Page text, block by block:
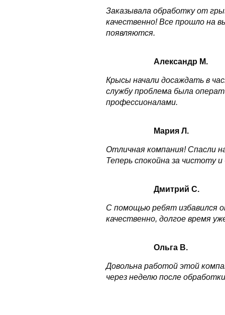
Заказывала обработку от
качественно! Все прошло на
появляются.
Александр М.
Крысы начали досаждать в
службу проблема была
профессионалами.
Мария Л.
Отличная компания! Спасли
Теперь спокойна за чистоту и
Дмитрий С.
С помощью ребят избавился
качественно, долгое время
Ольга В.
Довольна работой этой
через неделю после